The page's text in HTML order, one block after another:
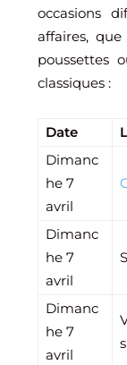
occasions
affaires,
poussettes
classiques :
Date
Dimanc
he 7
avril
Dimanc
he 7
avril
Dimanc
he 7
avril